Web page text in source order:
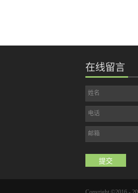
在线留言
姓名
电话
邮箱